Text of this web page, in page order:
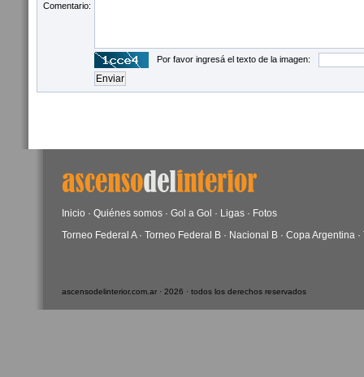
Comentario:
Por favor ingresá el texto de la imagen:
Inicio · Quiénes somos · Gol a Gol · Ligas · Fotos
Torneo Federal A· Torneo Federal B · Nacional B · Copa Argentina ·
ascensodelinterior.com.ar · 2026 · todos los derechos reservados